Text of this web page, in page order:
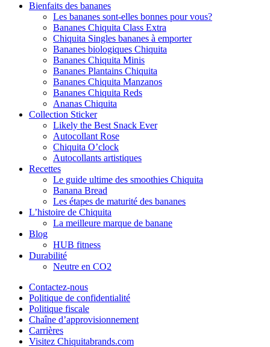
Bienfaits des bananes
Les bananes sont-elles bonnes pour vous?
Bananes Chiquita Class Extra
Chiquita Singles bananes à emporter
Bananes biologiques Chiquita
Bananes Chiquita Minis
Bananes Plantains Chiquita
Bananes Chiquita Manzanos
Bananes Chiquita Reds
Ananas Chiquita
Collection Sticker
Likely the Best Snack Ever
Autocollant Rose
Chiquita O’clock
Autocollants artistiques
Recettes
Le guide ultime des smoothies Chiquita
Banana Bread
Les étapes de maturité des bananes
L’histoire de Chiquita
La meilleure marque de banane
Blog
HUB fitness
Durabilité
Neutre en CO2
Contactez-nous
Politique de confidentialité
Politique fiscale
Chaîne d’approvisionnement
Carrières
Visitez Chiquitabrands.com